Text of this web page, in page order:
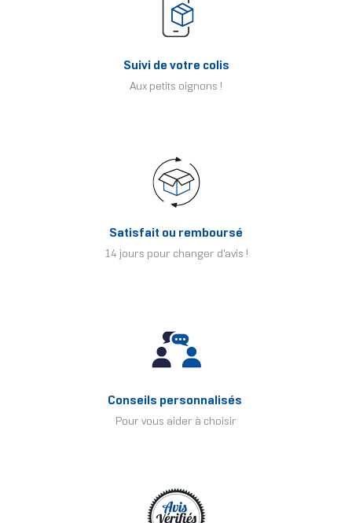
Suivi de votre colis
Aux petits oignons !
Satisfait ou remboursé
14 jours pour changer d'avis !
Conseils personnalisés
Pour vous aider à choisir